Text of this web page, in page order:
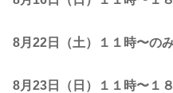
8月22日（土）１１時〜の
8月23日（日）１１時〜１